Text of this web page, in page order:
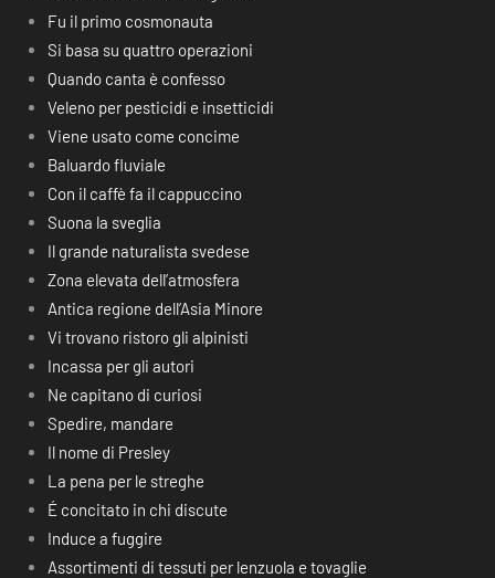
Fu il primo cosmonauta
Si basa su quattro operazioni
Quando canta è confesso
Veleno per pesticidi e insetticidi
Viene usato come concime
Baluardo fluviale
Con il caffè fa il cappuccino
Suona la sveglia
Il grande naturalista svedese
Zona elevata dell’atmosfera
Antica regione dell’Asia Minore
Vi trovano ristoro gli alpinisti
Incassa per gli autori
Ne capitano di curiosi
Spedire, mandare
Il nome di Presley
La pena per le streghe
É concitato in chi discute
Induce a fuggire
Assortimenti di tessuti per lenzuola e tovaglie